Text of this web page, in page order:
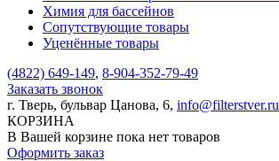
Химия для бассейнов
Сопутствующие товары
Уценённые товары
(4822) 649-149, 8-904-352-79-49
Заказать звонок
г. Тверь, бульвар Цанова, 6, info@filterstver.ru
КОРЗИНА
В Вашей корзине пока нет товаров
Оформить заказ